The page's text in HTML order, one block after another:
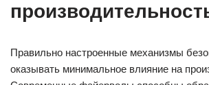
Правильно настроенные механизмы
оказывать минимальное влияние на